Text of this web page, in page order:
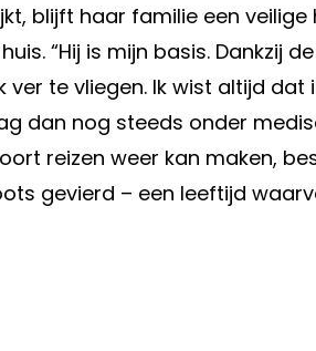
blijft haar familie een
“Hij is mijn basis. Dankzij
te vliegen. Ik wist altijd dat
dan nog steeds onder
reizen weer kan maken,
gevierd – een leeftijd